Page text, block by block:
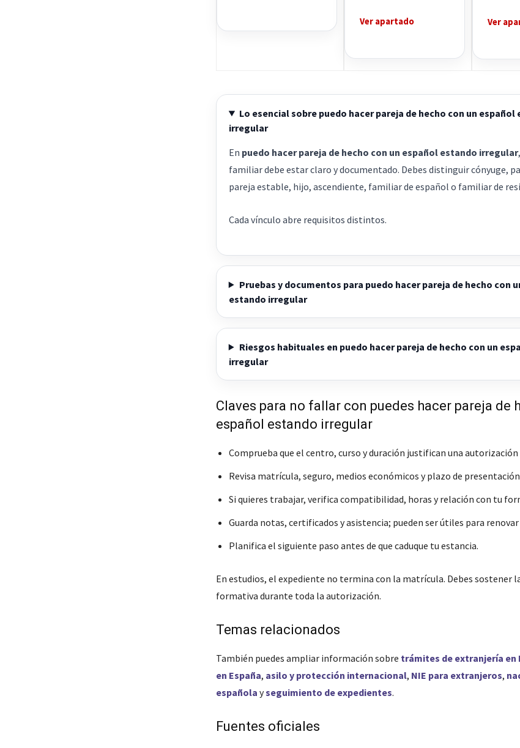
Ver apartado Ver
Lo esencial sobre puedo hacer pareja de hecho con un español
irregular
En puedo hacer pareja de hecho con un español estando irregular
familiar debe estar claro y documentado. Debes distinguir cónyuge,
pareja estable, hijo, ascendiente, familiar de español o familiar de
Cada vínculo abre requisitos distintos.
Pruebas y documentos para puedo hacer pareja de hecho con
estando irregular
Riesgos habituales en puedo hacer pareja de hecho con un
irregular
Claves para no fallar con puedes hacer pareja de
español estando irregular
Comprueba que el centro, curso y duración justifican una autorización
Revisa matrícula, seguro, medios económicos y plazo de
Si quieres trabajar, verifica compatibilidad, horas y relación con tu
Guarda notas, certificados y asistencia; pueden ser útiles para
Planifica el siguiente paso antes de que caduque tu estancia.
En estudios, el expediente no termina con la matrícula. Debes sostener
formativa durante toda la autorización.
Temas relacionados
También puedes ampliar información sobre trámites de extranjería en
en España, asilo y protección internacional, NIE para extranjeros,
española yseguimiento de expedientes.
Fuentes oficiales